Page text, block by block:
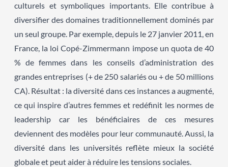
culturels et symboliques importants. Elle contribue à
diversifier des domaines traditionnellement dominés par
un seul groupe. Par exemple, depuis le 27 janvier 2011, en
France, la loi Copé-Zimmermann impose un quota de 40
% de femmes dans les conseils d’administration des
grandes entreprises (+ de 250 salariés ou + de 50 millions
CA). Résultat : la diversité dans ces instances a augmenté,
ce qui inspire d’autres femmes et redéfinit les normes de
leadership car les bénéficiaires de ces mesures
deviennent des modèles pour leur communauté. Aussi, la
diversité dans les universités reflète mieux la société
globale et peut aider à réduire les tensions sociales.